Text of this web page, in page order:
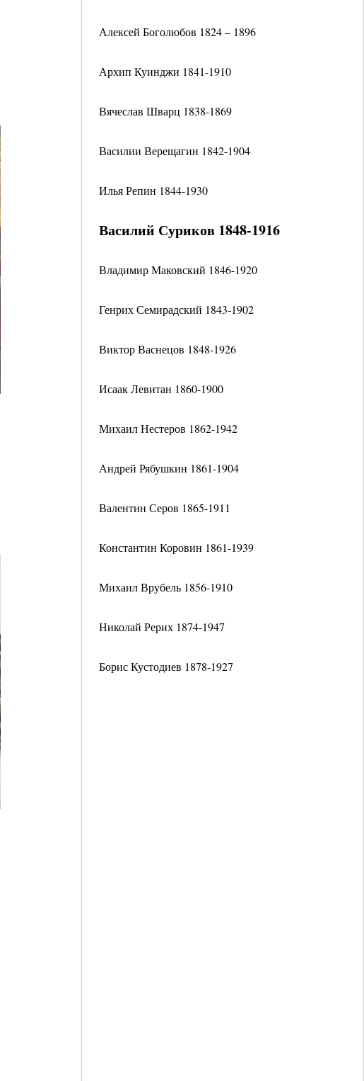
Алексей Боголюбов 1824 – 1896
Архип Куинджи 1841-1910
Вячеслав Шварц 1838-1869
Василии Верещагин 1842-1904
Илья Репин 1844-1930
Василий Суриков 1848-1916
Владимир Маковский 1846-1920
Генрих Семирадский 1843-1902
Виктор Васнецов 1848-1926
Исаак Левитан 1860-1900
Михаил Нестеров 1862-1942
Андрей Рябушкин 1861-1904
Валентин Серов 1865-1911
Константин Коровин 1861-1939
Михаил Врубель 1856-1910
Николай Рерих 1874-1947
Борис Кустодиев 1878-1927